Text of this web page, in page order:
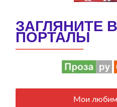
ЗАГЛЯНИТЕ
ПОРТАЛЫ
Мои